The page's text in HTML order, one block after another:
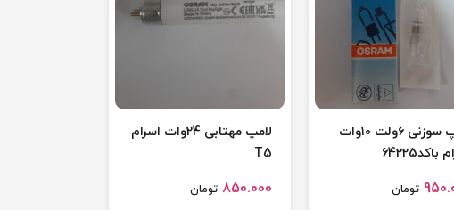
لامپ سوزنی ۶ولت ۱۰وات
باکد64225
تومان
لامپ مهتابی 24وات اسرام
T5
تومان850.000